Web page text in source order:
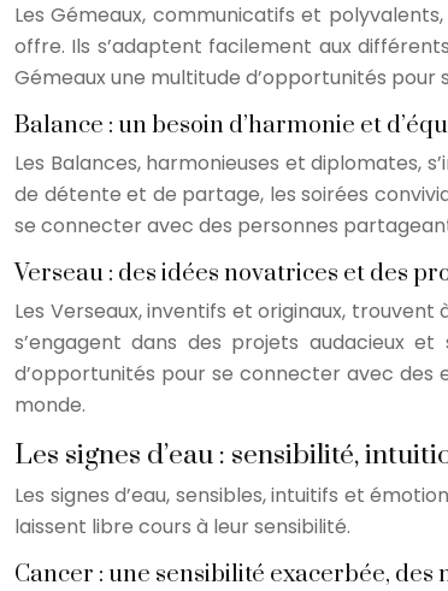
Les Gémeaux, communicatifs et
offre. Ils s’adaptent facilement aux
Gémeaux une multitude d’opportunités pour
Balance : un besoin d’harmonie et
Les Balances, harmonieuses et diplomates,
de détente et de partage, les soirées
se connecter avec des personnes
Verseau : des idées novatrices et des
Les Verseaux, inventifs et originaux,
s’engagent dans des projets audacieux
d’opportunités pour se connecter avec des
monde.
Les signes d’eau : sensibilité,
Les signes d’eau, sensibles, intuitifs et
laissent libre cours à leur sensibilité.
Cancer : une sensibilité exacerbée,